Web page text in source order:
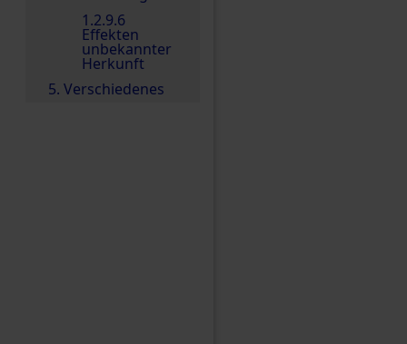
1.2.9.6
Effekten
unbekannter
Herkunft
5. Verschiedenes